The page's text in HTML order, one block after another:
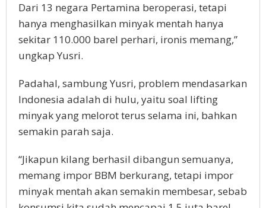
Dari 13 negara Pertamina beroperasi, tetapi
hanya menghasilkan minyak mentah hanya
sekitar 110.000 barel perhari, ironis memang,”
ungkap Yusri.
Padahal, sambung Yusri, problem mendasarkan
Indonesia adalah di hulu, yaitu soal lifting
minyak yang melorot terus selama ini, bahkan
semakin parah saja.
“Jikapun kilang berhasil dibangun semuanya,
memang impor BBM berkurang, tetapi impor
minyak mentah akan semakin membesar, sebab